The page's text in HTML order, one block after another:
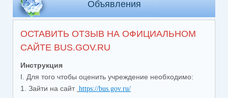
Объявления
ОСТАВИТЬ ОТЗЫВ НА ОФИЦИАЛЬНОМ
САЙТЕ BUS.GOV.RU
Инструкция
I. Для того чтобы оценить учреждение необходимо:
1. Зайти на сайт https://bus.gov.ru/